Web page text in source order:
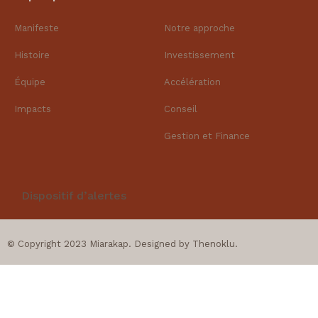
Manifeste
Histoire
Équipe
Impacts
Notre approche
Investissement
Accélération
Conseil
Gestion et Finance​
Dispositif d’alertes
© Copyright 2023 Miarakap. Designed by Thenoklu.